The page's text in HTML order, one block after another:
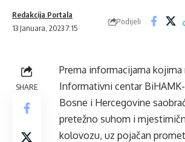
13 Januara, 2023 7:15
Redakcija Portala
Podijeli
SHARE
Prema informacijama kojima
Informativni centar
Bosne i Hercegovine
pretežno suhom i
kolovozu, uz pojačan